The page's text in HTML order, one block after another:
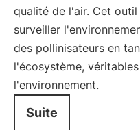
qualité de l'air. Cet
surveiller
des pollinisateurs en
l'écosystème,
l'environnement.
Suite